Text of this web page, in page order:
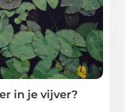
in je vijver?